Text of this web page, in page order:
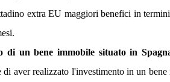
extra EU maggiori benefici in
di un bene immobile situato in
di aver realizzato l'investimento in un